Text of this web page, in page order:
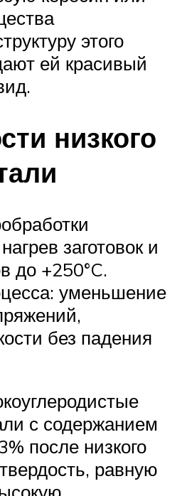
этого
ей красивый
низкого
заготовок и
до +250°C.
уменьшение
без падения
с содержанием
после низкого
равную